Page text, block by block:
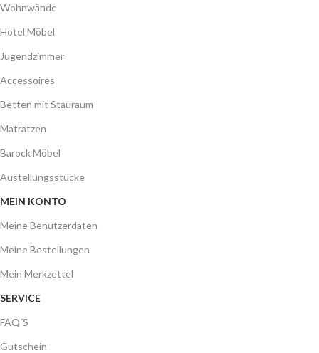
Wohnwände
Hotel Möbel
Jugendzimmer
Accessoires
Betten mit Stauraum
Matratzen
Barock Möbel
Austellungsstücke
MEIN KONTO
Meine Benutzerdaten
Meine Bestellungen
Mein Merkzettel
SERVICE
FAQ´S
Gutschein